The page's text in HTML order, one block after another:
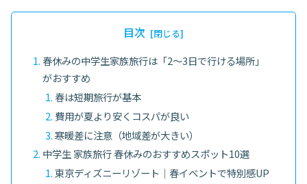
目次
春休みの中学生家族旅行は「2〜3日で行ける場所」
がおすすめ
春は短期旅行が基本
費用が夏より安くコスパが良い
寒暖差に注意（地域差が大きい）
中学生 家族旅行 春休みのおすすめスポット10選
東京ディズニーリゾート｜春イベントで特別感UP